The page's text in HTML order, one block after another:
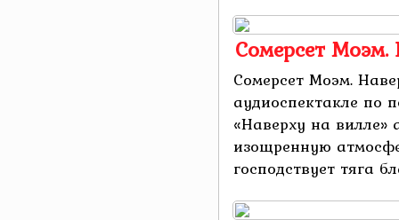
Сомерсет
Сомерсет Моэм.
аудиоспектакле по
«Наверху на вилле»
изощренную
господствует тяга